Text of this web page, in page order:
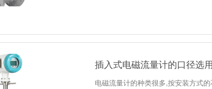
插入式电磁流量计的口径选
电磁流量计的种类很多,按安装方式